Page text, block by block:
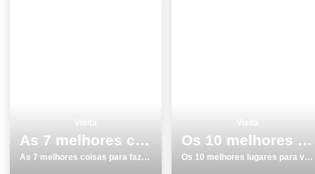
As 7 melhores coisas para fazer e visitar em Viseu
As 7 melhores coisas para fazer e visitar em Viseu
Os 10 melhores lugares para visitar em PÃ³voa de Varzim
Os 10 melhores lugares para visitar em PÃ³voa de Varzim